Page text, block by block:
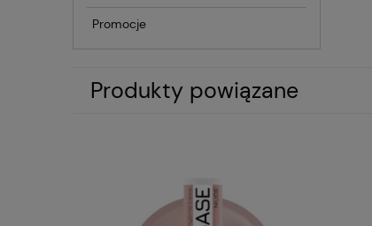
Promocje
Produkty powiązane